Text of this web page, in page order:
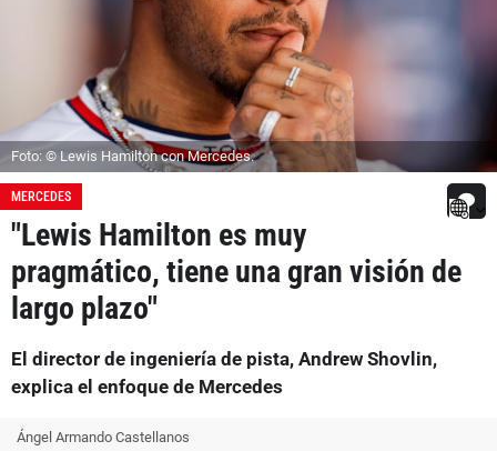
Foto: © Lewis Hamilton con Mercedes.
MERCEDES
"Lewis Hamilton es muy
pragmático, tiene una gran visión de
largo plazo"
El director de ingeniería de pista, Andrew Shovlin,
explica el enfoque de Mercedes
Ángel Armando Castellanos